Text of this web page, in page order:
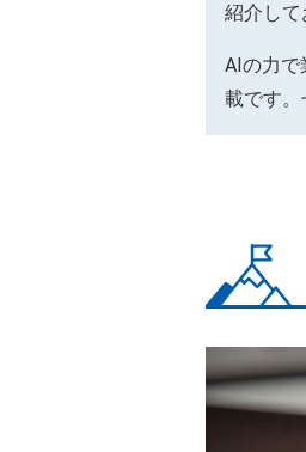
紹介して
AIの力で
載です。